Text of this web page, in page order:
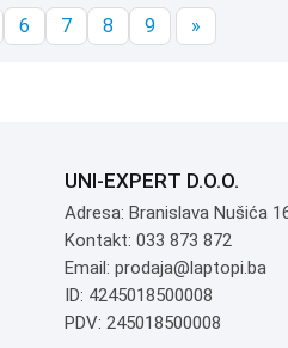
6 7 8 9 »
UNI-EXPERT D.O.O.
Adresa: Branislava Nušića
Kontakt: 033 873 872
Email: prodaja@laptopi.ba
ID: 4245018500008
PDV: 245018500008